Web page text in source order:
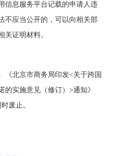
息服务平台记载的申请人违
不应当公开的，可以向相关部
关证明材料。
北京市商务局印发<关于跨国
的实施意见（修订） >通知》
废止。